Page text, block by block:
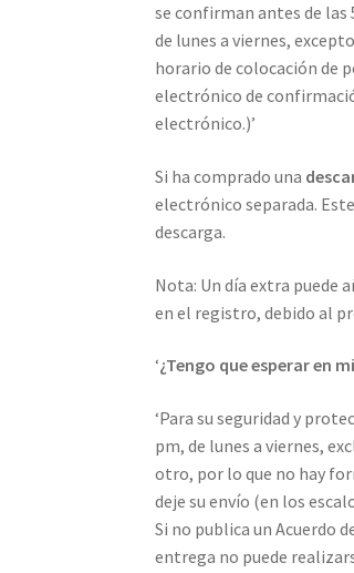
se confirman antes de las
de lunes a viernes,
horario de colocación de
electrónico de
electrónico.)’
Si ha comprado una
electrónico separada.
descarga.
Nota: Un día extra puede
en el registro, debido al
‘¿Tengo que esperar en
‘Para su seguridad y
pm, de lunes a viernes,
otro, por lo que no hay
deje su envío (en los
Si no publica un Acuerdo
entrega no puede